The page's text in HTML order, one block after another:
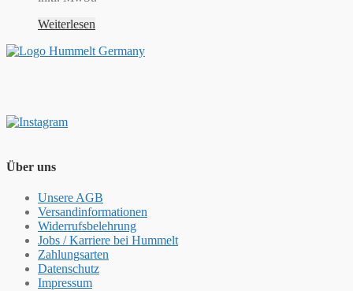
Weiterlesen
Über uns
Unsere AGB
Versandinformationen
Widerrufsbelehrung
Jobs / Karriere bei Hummelt
Zahlungsarten
Datenschutz
Impressum